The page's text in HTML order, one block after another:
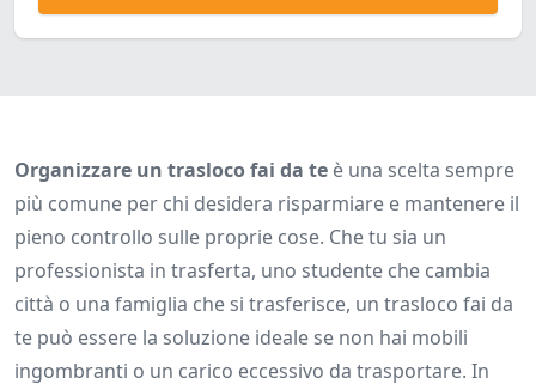
Organizzare un trasloco fai da te è una scelta sempre
più comune per chi desidera risparmiare e mantenere il
pieno controllo sulle proprie cose. Che tu sia un
professionista in trasferta, uno studente che cambia
città o una famiglia che si trasferisce, un trasloco fai da
te può essere la soluzione ideale se non hai mobili
ingombranti o un carico eccessivo da trasportare. In